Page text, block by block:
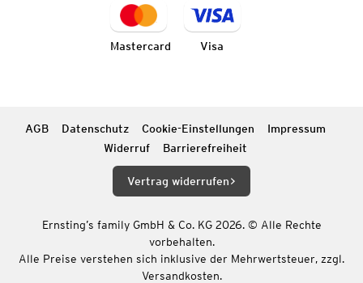
Mastercard Visa
AGB Datenschutz Cookie-Einstellungen
Impressum
Widerruf
Barrierefreiheit
Vertrag widerrufen
Ernsting’s family GmbH & Co. KG 2026. © Alle Rechte
vorbehalten.
Alle Preise verstehen sich inklusive der Mehrwertsteuer, zzgl.
Versandkosten.